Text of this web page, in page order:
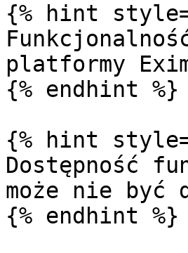
{% hint
platformy
{% endhint %}
{% hint
Dostępność
może nie być
{% endhint %}